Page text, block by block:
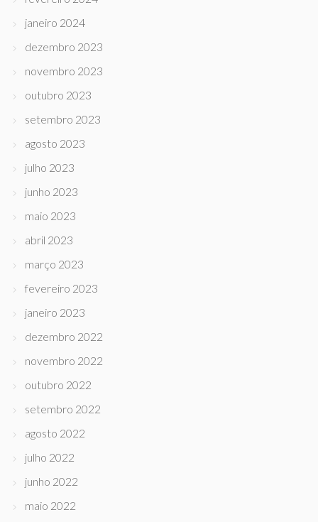
janeiro 2024
dezembro 2023
novembro 2023
outubro 2023
setembro 2023
agosto 2023
julho 2023
junho 2023
maio 2023
abril 2023
março 2023
fevereiro 2023
janeiro 2023
dezembro 2022
novembro 2022
outubro 2022
setembro 2022
agosto 2022
julho 2022
junho 2022
maio 2022